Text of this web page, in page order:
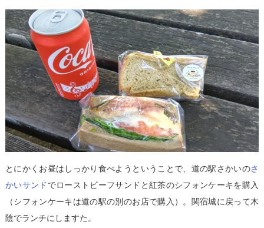
とにかくお昼はしっかり食べようということで、道の駅さかいのさ
かいサンド でローストビーフサンドと紅茶のシフォンケーキを購入
（シフォンケーキは道の駅の別のお店で購入）。関宿城に戻って木
陰でランチにしますた。